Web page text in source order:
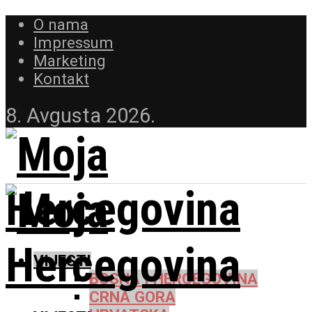
O nama
Impressum
Marketing
Kontakt
8. Avgusta 2026.
VIJESTI
BOSNA I HERCEGOVINA
CRNA GORA